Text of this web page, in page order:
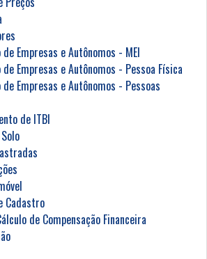
Empresas e Autônomos - MEI
Empresas e Autônomos - Pessoa Física
Empresas e Autônomos - Pessoas
de ITBI
Cadastro
de Compensação Financeira